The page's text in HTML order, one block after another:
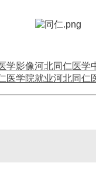
学影像河北同仁医学
医学院就业河北同仁